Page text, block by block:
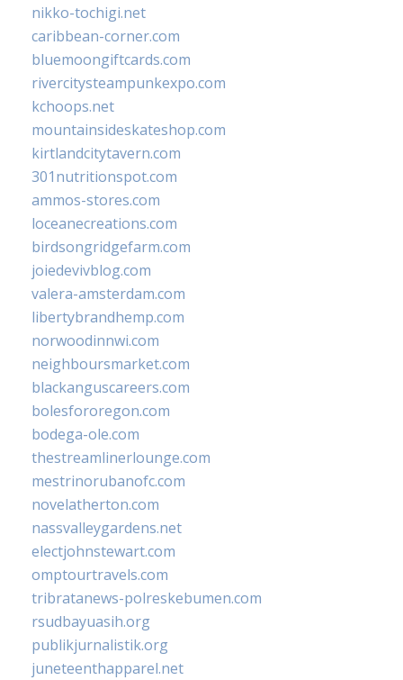
nikko-tochigi.net
caribbean-corner.com
bluemoongiftcards.com
rivercitysteampunkexpo.com
kchoops.net
mountainsideskateshop.com
kirtlandcitytavern.com
301nutritionspot.com
ammos-stores.com
loceanecreations.com
birdsongridgefarm.com
joiedevivblog.com
valera-amsterdam.com
libertybrandhemp.com
norwoodinnwi.com
neighboursmarket.com
blackanguscareers.com
bolesfororegon.com
bodega-ole.com
thestreamlinerlounge.com
mestrinorubanofc.com
novelatherton.com
nassvalleygardens.net
electjohnstewart.com
omptourtravels.com
tribratanews-polreskebumen.com
rsudbayuasih.org
publikjurnalistik.org
juneteenthapparel.net